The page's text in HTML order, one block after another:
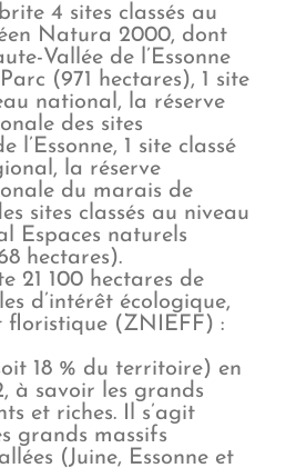
4 sites classés au
Natura 2000, dont
Vallée de l’Essonne
(971 hectares), 1 site
national, la réserve
des sites
l’Essonne, 1 site classé
la réserve
du marais de
sites classés au niveau
Espaces naturels
hectares).
21 100 hectares de
d’intérêt écologique,
floristique (ZNIEFF) :
18 % du territoire) en
à savoir les grands
et riches. Il s’agit
grands massifs
(Juine, Essonne et